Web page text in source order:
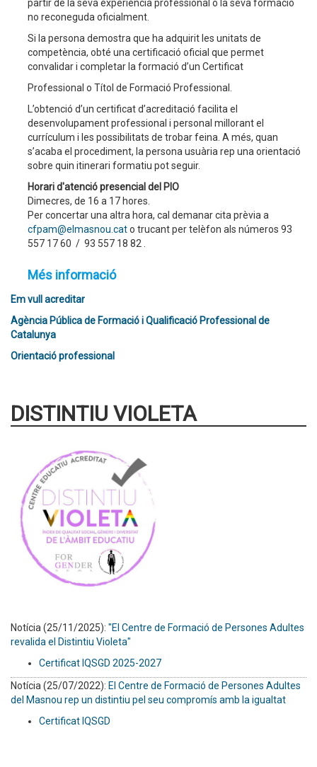
partir de la seva experiència professional o la seva formació
no reconeguda oficialment.
Si la persona demostra que ha adquirit les unitats de
competència, obté una certificació oficial que permet
convalidar i completar la formació d’un Certificat
Professional o Títol de Formació Professional.
L’obtenció d’un certificat d’acreditació facilita el
desenvolupament professional i personal millorant el
currículum i les possibilitats de trobar feina. A més, quan
s’acaba el procediment, la persona usuària rep una orientació
sobre quin itinerari formatiu pot seguir.
Horari d'atenció presencial del PIO
Dimecres, de 16 a 17 hores.
Per concertar una altra hora, cal demanar cita prèvia a
cfpam@elmasnou.cato trucant per telèfon als números 93
557 17 60 / 93 557 18 82 .
Més informació
Em vull acreditar
Agència Pública de Formació i Qualificació Professional de
Catalunya
Orientació professional
DISTINTIU VIOLETA
Notícia (25/11/2025): "El Centre de Formació de Persones Adultes
revalida el Distintiu Violeta"
Certificat IQSGD 2025-2027
Notícia (25/07/2022): El Centre de Formació de Persones Adultes
del Masnou rep un distintiu pel seu compromís amb la igualtat
Certificat IQSGD